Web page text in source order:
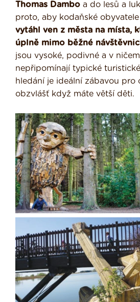
Thomas Dambo a do lesů a
proto, aby kodaňské
vytáhl ven z města na místa,
úplně mimo běžné
jsou vysoké, podivné a v
nepřipomínají typické
hledání je ideální zábavou pro
obzvlášť když máte větší děti.